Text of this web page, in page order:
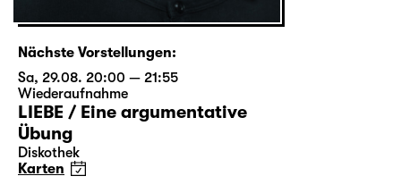
Nächste Vorstellungen:
Sa, 29.08. 20:00 — 21:55
Wiederaufnahme
LIEBE / Eine argumentative
Übung
Diskothek
Karten